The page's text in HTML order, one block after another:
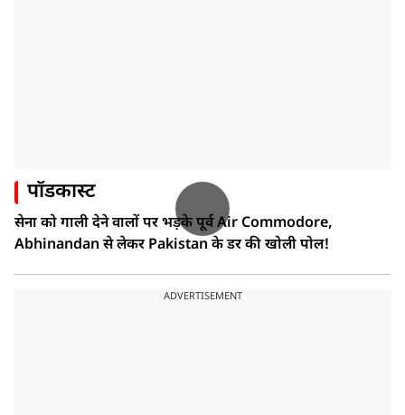
पॉडकास्ट
सेना को गाली देने वालों पर भड़के पूर्व Air Commodore,
Abhinandan से लेकर Pakistan के डर की खोली पोल!
ADVERTISEMENT